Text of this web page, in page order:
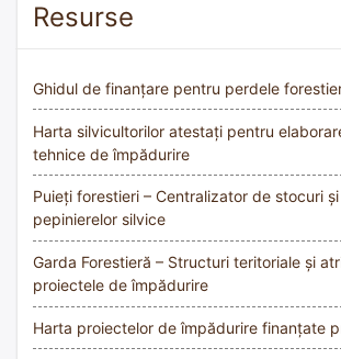
Resurse
Ghidul de finanțare pentru perdele
Harta silvicultorilor atestați pentru
tehnice de împădurire
Puieți forestieri – Centralizator de stocuri
pepinierelor silvice
Garda Forestieră – Structuri teritoriale și
proiectele de împădurire
Harta proiectelor de împădurire finanțate